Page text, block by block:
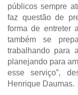
públicos sempre
faz questão de
forma de entreter
também se
trabalhando para
planejando para
esse serviço”,
Henrique Daumas.